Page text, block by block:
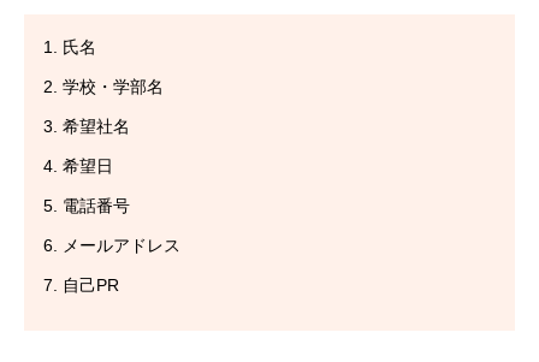
氏名
学校・学部名
希望社名
希望日
電話番号
メールアドレス
自己PR